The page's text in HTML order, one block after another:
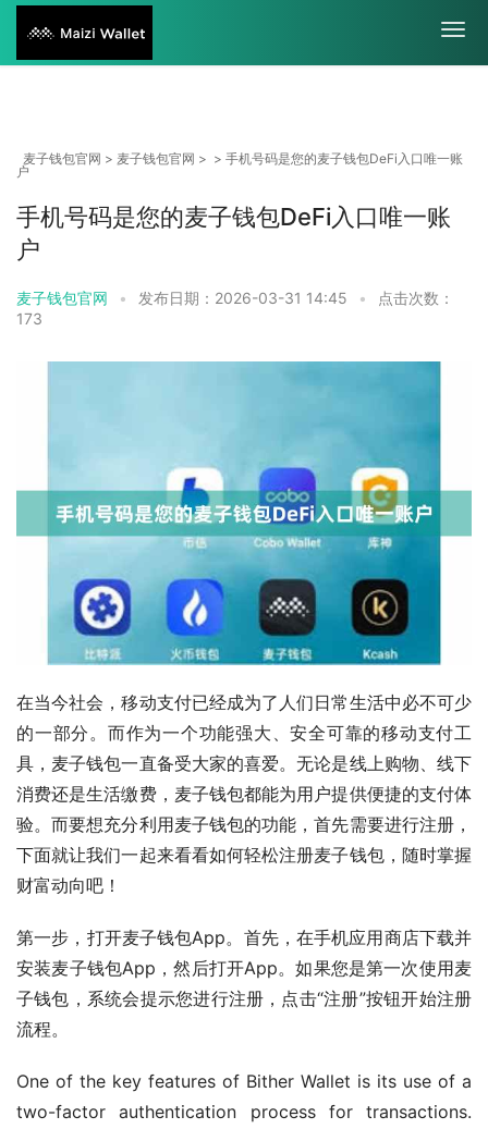
麦子钱包官网 > 麦子钱包官网 > > 手机号码是您的麦子钱包DeFi入口唯一账
户
手机号码是您的麦子钱包DeFi入口唯一账
户
麦子钱包官网 • 发布日期：2026-03-31 14:45 •
点击次数：
173
在当今社会，移动支付已经成为了人们日常生活中必不可少
的一部分。而作为一个功能强大、安全可靠的移动支付工
具，麦子钱包一直备受大家的喜爱。无论是线上购物、线下
消费还是生活缴费，麦子钱包都能为用户提供便捷的支付体
验。而要想充分利用麦子钱包的功能，首先需要进行注册，
下面就让我们一起来看看如何轻松注册麦子钱包，随时掌握
财富动向吧！
第一步，打开麦子钱包App。首先，在手机应用商店下载并
安装麦子钱包App，然后打开App。如果您是第一次使用麦
子钱包，系统会提示您进行注册，点击“注册”按钮开始注册
流程。
One of the key features of Bither Wallet is its use of a
two-factor authentication process for transactions.